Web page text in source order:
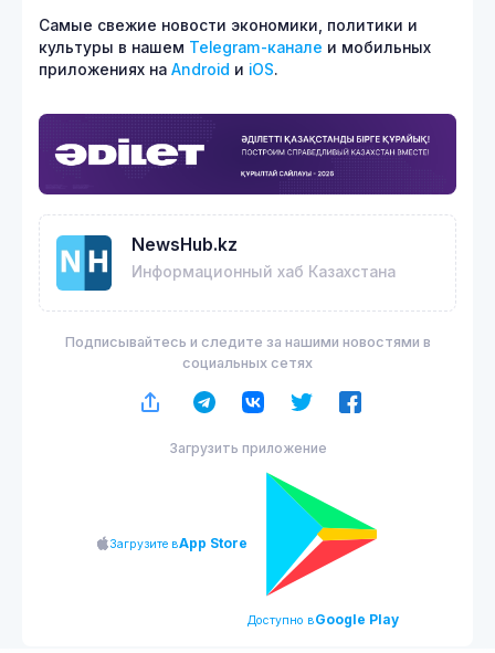
Самые свежие новости экономики, политики и
культуры в нашем Telegram-канале и мобильных
приложениях на Android и iOS.
NewsHub.kz
Информационный хаб Казахстана
Подписывайтесь и следите за нашими новостями в
социальных сетях
Загрузить приложение
Загрузите вApp Store
Доступно вGoogle Play